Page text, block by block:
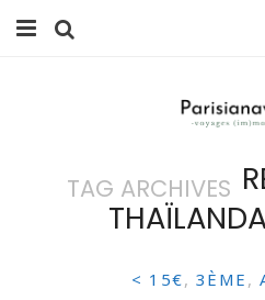
FAMILLE
BALADES À
TAG ARCHIVES
< 15€, 3ÈME ,